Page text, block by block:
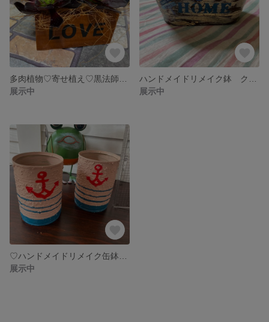
展示中
展示中
展示中